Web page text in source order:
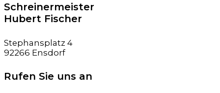
Schreinermeister
Hubert Fischer
Stephansplatz 4
92266 Ensdorf
Rufen Sie uns an